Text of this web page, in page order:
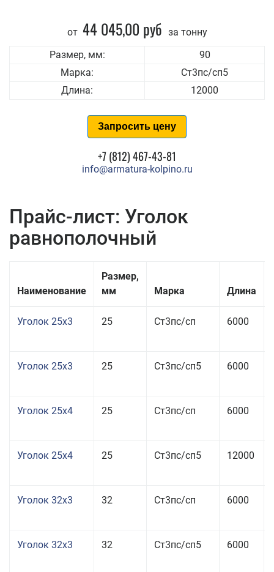
от 44 045,00 руб за тонну
Размер, мм:
90
Марка:
Ст3пс/сп5
Длина:
12000
Запросить цену
+7 (812) 467-43-81
info@armatura-kolpino.ru
Прайс-лист: Уголок
равнополочный
Наименование
Размер,
мм
Марка Длина
Уголок 25x3 25 Ст3пс/сп 6000
Уголок 25x3 25 Ст3пс/сп5 6000
Уголок 25x4 25 Ст3пс/сп 6000
Уголок 25x4 25 Ст3пс/сп5 12000
Уголок 32x3 32 Ст3пс/сп 6000
Уголок 32x3 32 Ст3пс/сп5 6000